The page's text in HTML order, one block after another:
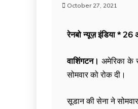
October 27, 2021
रेनबो न्यूज़ इंडिया *
वाशिंगटन। अमेरिका के
सोमवार को रोक दी।
सूडान की सेना ने